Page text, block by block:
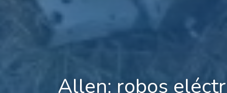
Allen: robos